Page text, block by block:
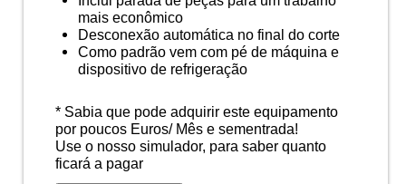
mais econômico
Desconexão automática no final do corte
Como padrão vem com pé de máquina e
dispositivo de refrigeração
* Sabia que pode adquirir este equipamento
por poucos Euros/ Mês e sementrada!
Use o nosso simulador, para saber quanto
ficará a pagar